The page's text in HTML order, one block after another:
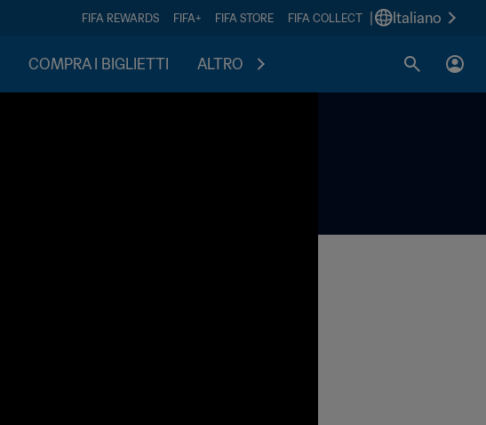
FIFA REWARDS FIFA+ FIFA STORE FIFA COLLECT Italiano
COMPRA I BIGLIETTI ALTRO